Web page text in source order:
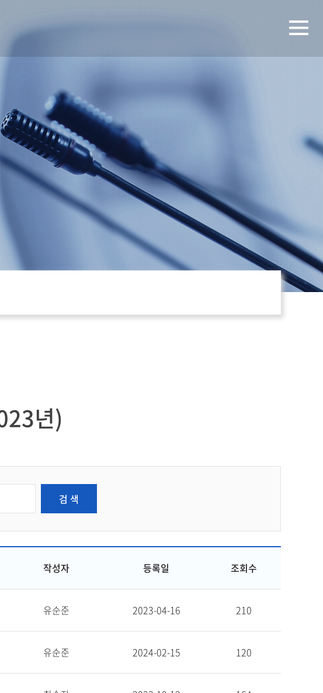
년)
검 색
작성자 등록일 조회수
유순준 2023-04-16 210
유순준 2024-02-15 120